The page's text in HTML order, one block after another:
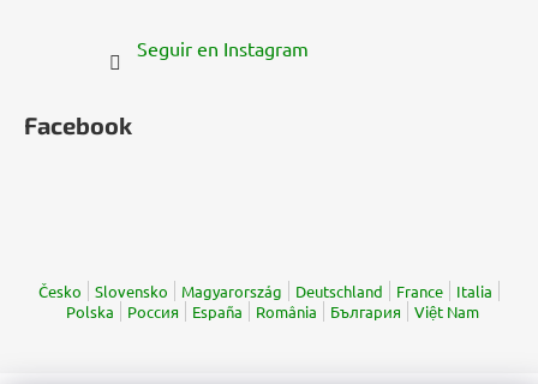
Seguir en Instagram
Facebook
Česko Slovensko Magyarország Deutschland France
Italia
Polska
Россия España România България Việt Nam